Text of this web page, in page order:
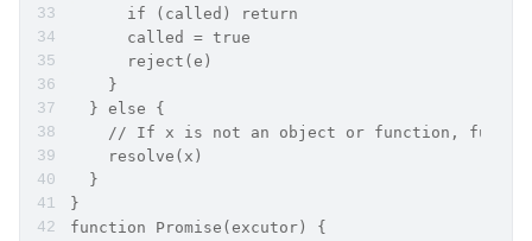
      if (called) return
      called = true
      reject(e)
    }
  } else {
// If x is not an object or function,
    resolve(x)
  }
}
function Promise(excutor) {